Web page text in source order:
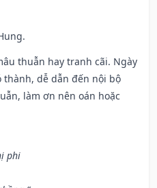
thuẫn hay tranh cãi. Ngày
thành, dễ dẫn đến nội bộ
làm ơn nên oán hoặc
phi